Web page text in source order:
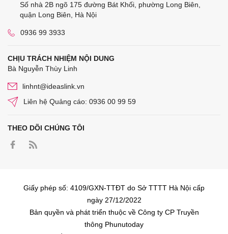
Số nhà 2B ngõ 175 đường Bát Khối, phường Long Biên,
quận Long Biên, Hà Nội
0936 99 3933
CHỊU TRÁCH NHIỆM NỘI DUNG
Bà Nguyễn Thùy Linh
linhnt@ideaslink.vn
Liên hệ Quảng cáo: 0936 00 99 59
THEO DÕI CHÚNG TÔI
Giấy phép số: 4109/GXN-TTĐT do Sở TTTT Hà Nội cấp
ngày 27/12/2022
Bản quyền và phát triển thuộc về Công ty CP Truyền
thông Phunutoday